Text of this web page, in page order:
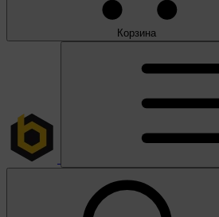
Корзина